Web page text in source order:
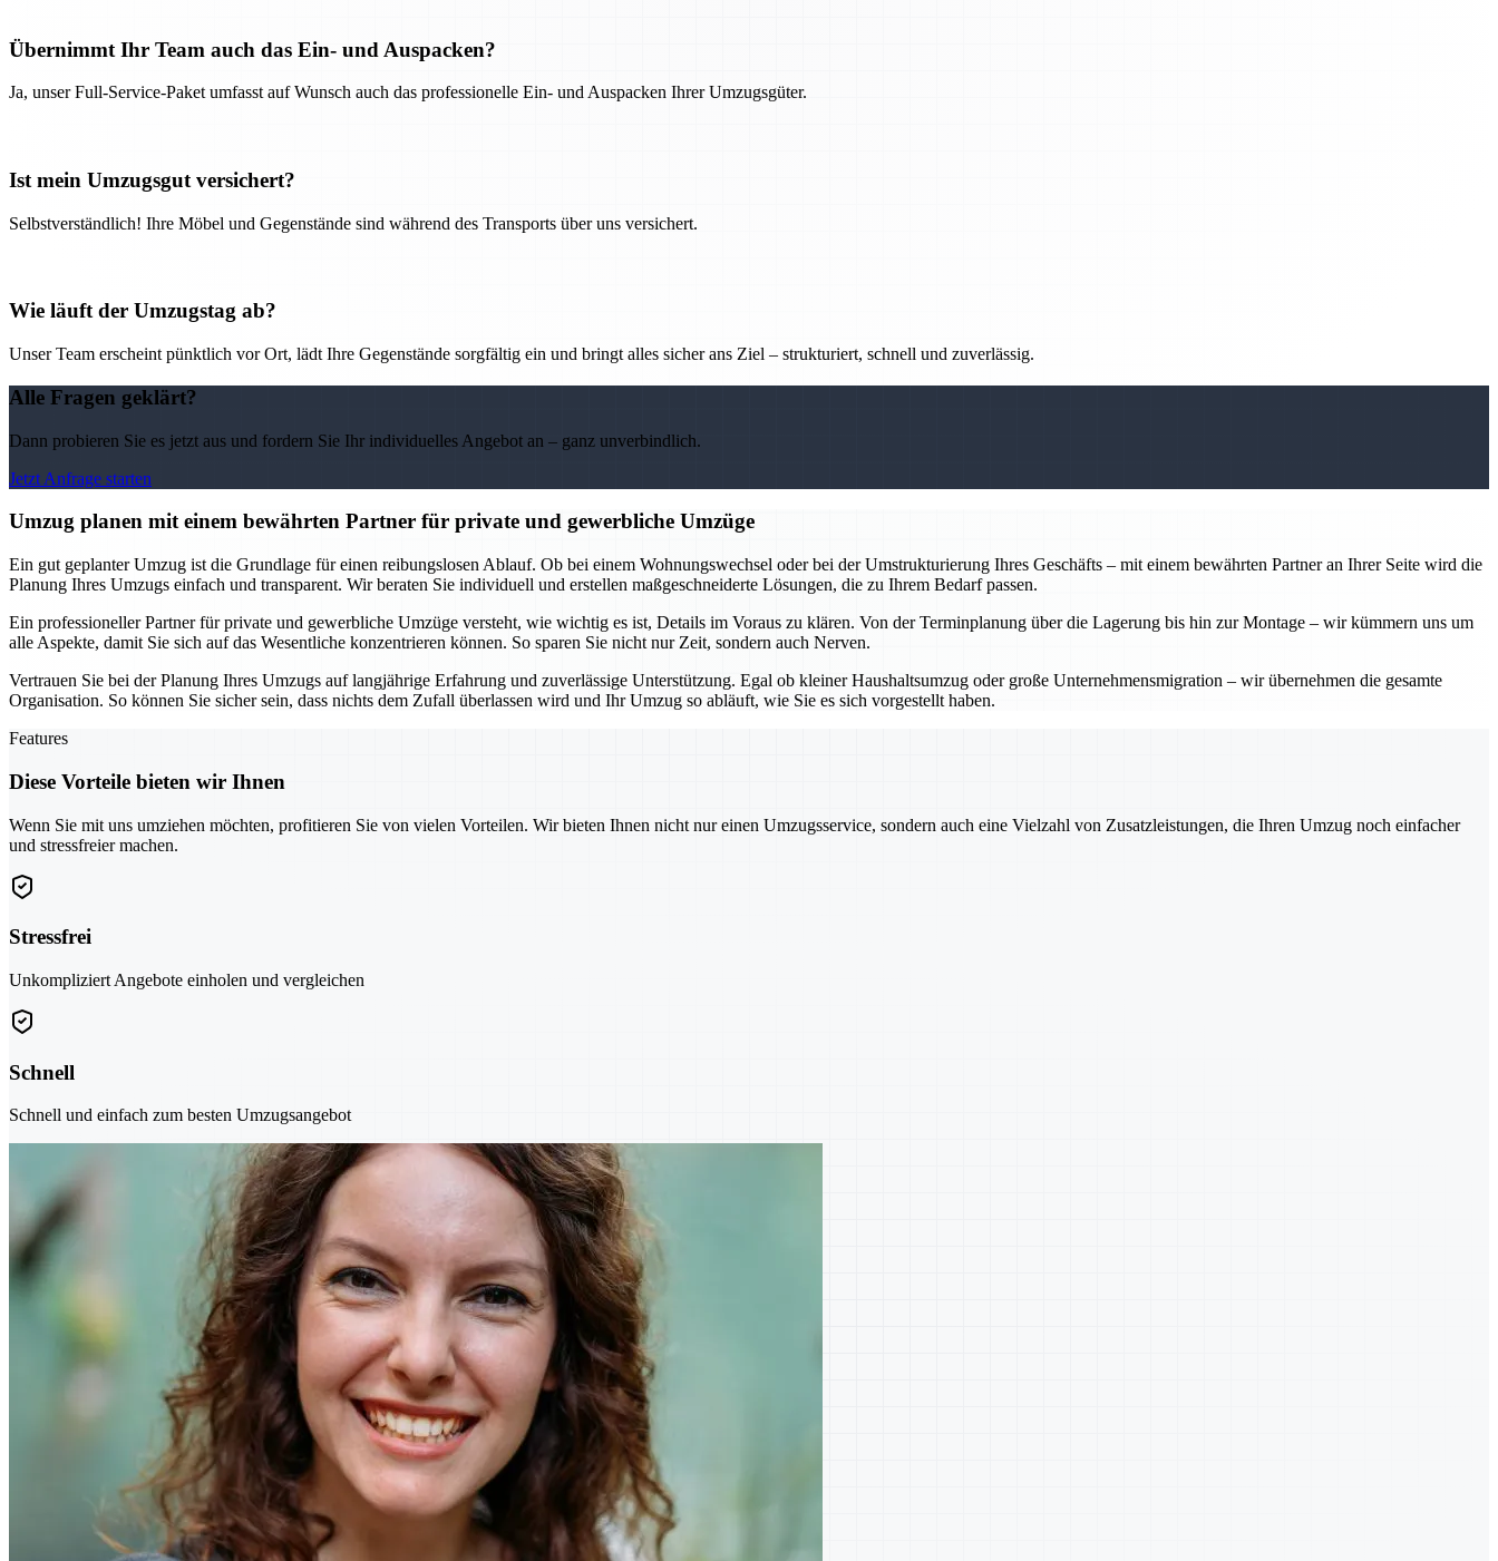
Übernimmt Ihr Team auch das Ein- und Auspacken?
Ja, unser Full-Service-Paket umfasst auf Wunsch auch das professionelle Ein- und Auspacken Ihrer Umzugsgüter.
Ist mein Umzugsgut versichert?
Selbstverständlich! Ihre Möbel und Gegenstände sind während des Transports über uns versichert.
Wie läuft der Umzugstag ab?
Unser Team erscheint pünktlich vor Ort, lädt Ihre Gegenstände sorgfältig ein und bringt alles sicher ans Ziel – strukturiert, schnell und zuverlässig.
Alle Fragen geklärt?
Dann probieren Sie es jetzt aus und fordern Sie Ihr individuelles Angebot an – ganz unverbindlich.
Jetzt Anfrage starten
Umzug planen mit einem bewährten Partner für private und gewerbliche Umzüge
Ein gut geplanter Umzug ist die Grundlage für einen reibungslosen Ablauf. Ob bei einem Wohnungswechsel oder bei der Umstrukturierung Ihres Geschäfts – mit einem bewährten Partner an Ihrer Seite wird die
Planung Ihres Umzugs einfach und transparent. Wir beraten Sie individuell und erstellen maßgeschneiderte Lösungen, die zu Ihrem Bedarf passen.
Ein professioneller Partner für private und gewerbliche Umzüge versteht, wie wichtig es ist, Details im Voraus zu klären. Von der Terminplanung über die Lagerung bis hin zur Montage – wir kümmern uns um
alle Aspekte, damit Sie sich auf das Wesentliche konzentrieren können. So sparen Sie nicht nur Zeit, sondern auch Nerven.
Vertrauen Sie bei der Planung Ihres Umzugs auf langjährige Erfahrung und zuverlässige Unterstützung. Egal ob kleiner Haushaltsumzug oder große Unternehmensmigration – wir übernehmen die gesamte
Organisation. So können Sie sicher sein, dass nichts dem Zufall überlassen wird und Ihr Umzug so abläuft, wie Sie es sich vorgestellt haben.
Features
Diese Vorteile bieten wir Ihnen
Wenn Sie mit uns umziehen möchten, profitieren Sie von vielen Vorteilen. Wir bieten Ihnen nicht nur einen Umzugsservice, sondern auch eine Vielzahl von Zusatzleistungen, die Ihren Umzug noch einfacher
und stressfreier machen.
Stressfrei
Unkompliziert Angebote einholen und vergleichen
Schnell
Schnell und einfach zum besten Umzugsangebot